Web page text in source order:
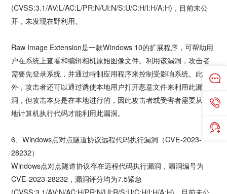
(CVSS:3.1/AV:L/AC:L/PR:N/UI:N/S:U/C:H/I:H/A:H)，目前未公
开，未发现在野利用。
Raw Image Extension是一款Windows 10的扩展程序，可帮助用
户在系统上查看和编辑相机原始图像文件。利用该漏洞，攻击者
需要先登录系统，并通过特制应用程序来控制受影响系统。此
外，攻击者还可以通过诱使本地用户打开恶意文件来利用此漏
洞，但攻击本身是在本地进行的，因此攻击者或受害者需要从本
地计算机执行代码才能利用此漏洞。
6、Windows点对点隧道协议远程代码执行漏洞（CVE-2023-
28232）
Windows点对点隧道协议存在远程代码执行漏洞，漏洞编号为
CVE-2023-28232，漏洞评分均为7.5紧急
(CVSS:3.1/AV:N/AC:H/PR:N/UI:R/S:U/C:H/I:H/A:H)，目前未公